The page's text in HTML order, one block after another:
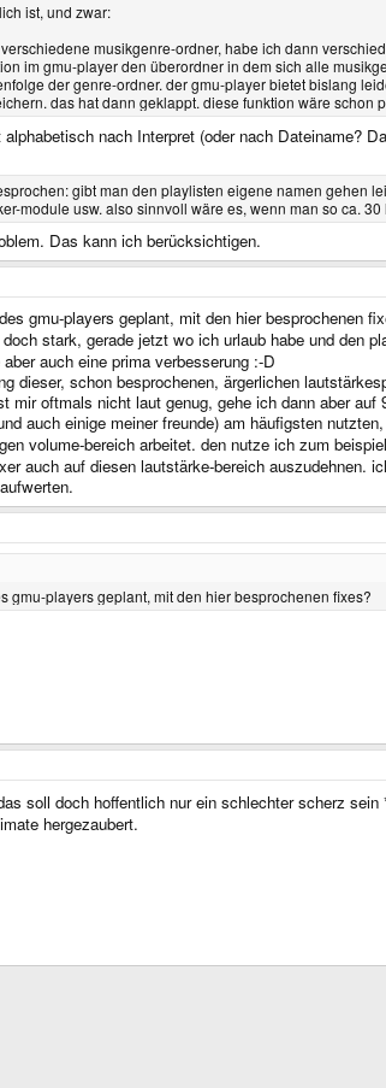
ist, und zwar:
musikgenre-ordner, habe ich dann
im gmu-player den überordner in dem sich alle
der genre-ordner. der gmu-player bietet bislang
das hat dann geklappt. diese funktion wäre schon
nach Interpret (oder nach Dateiname?
gibt man den playlisten eigene namen
module usw. also sinnvoll wäre es, wenn man so ca.
Das kann ich berücksichtigen.
gmu-players geplant, mit den hier besprochenen
stark, gerade jetzt wo ich urlaub habe und den
auch eine prima verbesserung :-D
dieser, schon besprochenen, ärgerlichen
mir oftmals nicht laut genug, gehe ich dann aber
auch einige meiner freunde) am häufigsten
volume-bereich arbeitet. den nutze ich zum
auch auf diesen lautstärke-bereich
gmu-players geplant, mit den hier besprochenen fixes?
soll doch hoffentlich nur ein schlechter scherz sein
hergezaubert.